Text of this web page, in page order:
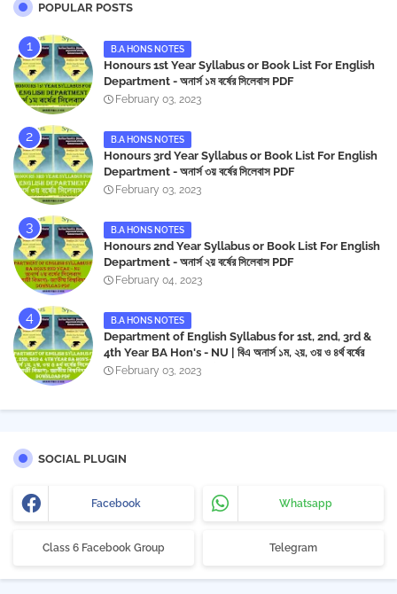
POPULAR POSTS
B.A HONS NOTES
Honours 1st Year Syllabus or Book List For English
Department - অনার্স ১ম বর্ষের সিলেবাস PDF
February 03, 2023
B.A HONS NOTES
Honours 3rd Year Syllabus or Book List For English
Department - অনার্স ৩য় বর্ষের সিলেবাস PDF
February 03, 2023
B.A HONS NOTES
Honours 2nd Year Syllabus or Book List For English
Department - অনার্স ২য় বর্ষের সিলেবাস PDF
February 04, 2023
B.A HONS NOTES
Department of English Syllabus for 1st, 2nd, 3rd &
4th Year BA Hon's - NU | বিএ অনার্স ১ম, ২য়, ৩য় ও ৪র্থ বর্ষের
সিলেবাস (ইংরেজী বিভাগ)- জাতীয় বিশ্ববিদ্যালয় | Download PDF
February 03, 2023
SOCIAL PLUGIN
Facebook Whatsapp
Class 6 Facebook Group Telegram